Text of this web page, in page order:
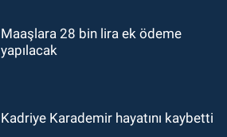
Maaşlara 28 bin lira ek ödeme
yapılacak
Kadriye Karademir hayatını kaybetti